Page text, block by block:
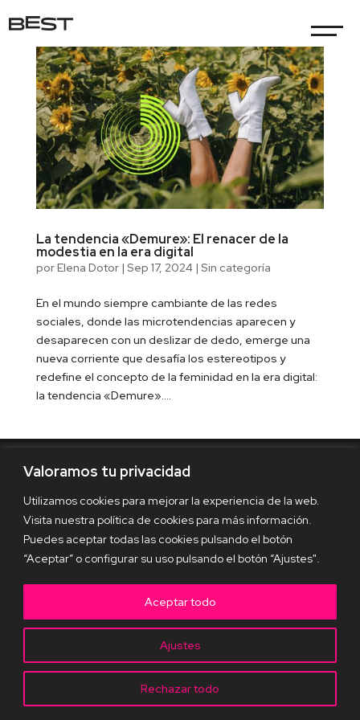
Valoramos tu privacidad
Utilizamos cookies para mejorar la experiencia de la web.
Visita nuestra política de cookies para más información.
Puedes aceptar todas las cookies pulsando el botón
“Aceptar” o configurar su uso pulsando el botón “Ajustes".
Ajustes
Rechazar todo
Aceptar todo
La tendencia «Demure»: El renacer de la
modestia en la era digital
porElena Dotor| Sep 17, 2024| Sin categoría
En el mundo siempre cambiante de las redes
sociales, donde las microtendencias aparecen y
desaparecen con un deslizar de dedo, emerge una
nueva corriente que desafía los estereotipos y
redefine el concepto de la feminidad en la era digital:
la tendencia «Demure»....
WordPress